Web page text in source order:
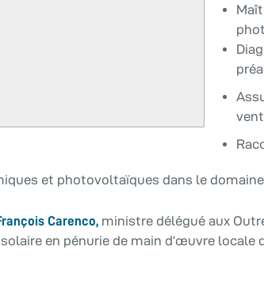
et photovoltaïques dans le
Carenco,ministre délégué aux
en pénurie de main d’œuvre locale